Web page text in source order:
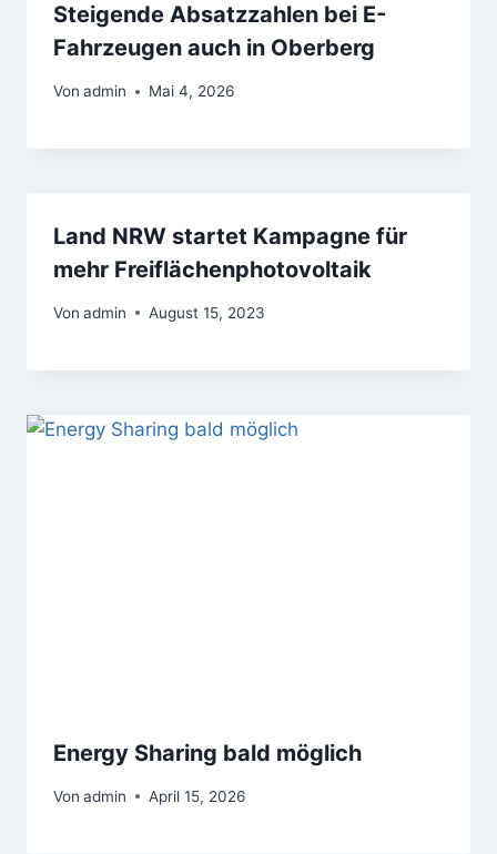
Steigende Absatzzahlen bei E-
Fahrzeugen auch in Oberberg
Von admin Mai 4, 2026
Land NRW startet Kampagne für
mehr Freiflächenphotovoltaik
Von admin August 15, 2023
Energy Sharing bald möglich
Von admin April 15, 2026